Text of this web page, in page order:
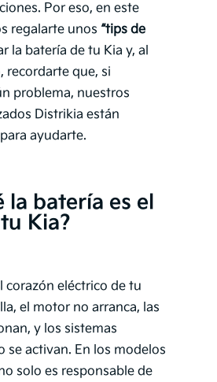
Por eso, en este
regalarte unos “tips de
la batería de tu Kia y, al
recordarte que, si
problema, nuestros
Distrikia están
ayudarte.
la batería es el
Kia?
corazón eléctrico de tu
el motor no arranca, las
y los sistemas
se activan. En los modelos
solo es responsable de